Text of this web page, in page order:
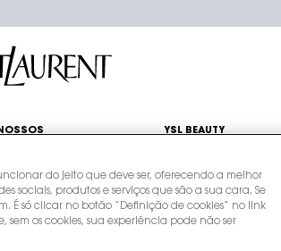
YSL BEAUTY
de crédito estrangeiro?
do jeito que deve ser, oferecendo a melhor
sociais, produtos e serviços que são a sua cara. Se
É só clicar no botão “Definição de cookies” no link
os cookies, sua experiência pode não ser